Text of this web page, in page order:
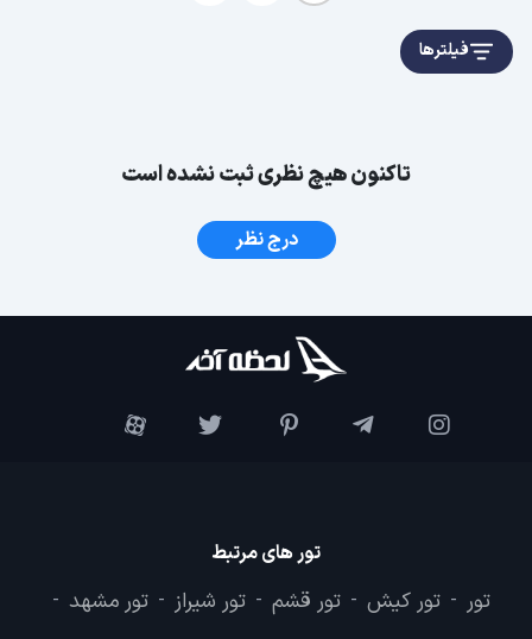
فیلترها
تاکنون هیچ نظری ثبت نشده است
درج نظر
تور های مرتبط
تور - تور کیش - تور قشم - تور شیراز - تور مشهد -